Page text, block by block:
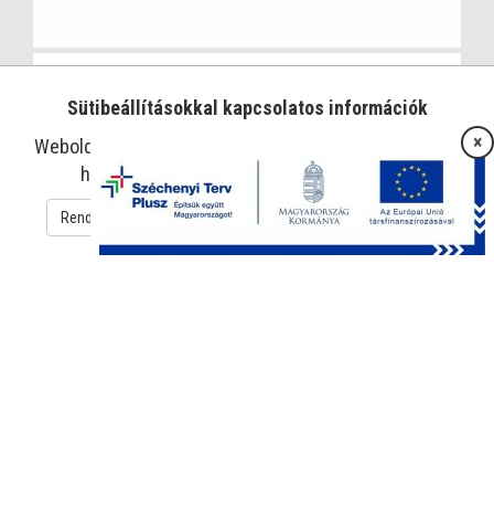
Sütibeállításokkal kapcsolatos információk
Weboldalunk sütiket használ az oldal működtetése és
használatának megkönnyítése érdekében.
Rendben Süti beállítások Adatkezelési tájékoztató
×